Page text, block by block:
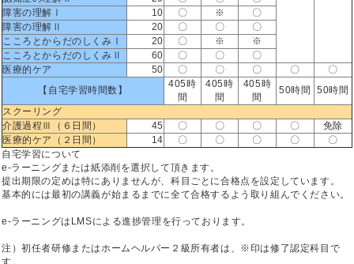
障害の理解Ⅰ
10 〇 ※
〇
障害の理解Ⅱ
20 〇 〇
〇
こころとからだのしくみⅠ
20 〇 ※
※
こころとからだのしくみⅡ
60 〇 〇
〇
医療的ケア
50 〇 〇 〇 〇
〇
【自宅学習時間数】
405時
間
405時
間
405時
間
50時間
50時間
スクーリング
介護過程Ⅲ（６日間）
45 〇 〇 〇 〇
免除
医療的ケア（２日間）
14 〇 〇 〇 〇
〇
自宅学習について
e-ラーニングまたは紙添削を選択して頂きます。
提出期限の定めは特にありませんが、科目ごとに合格点を設定しています。
基本的には最初の講義が始まるまでに全て合格するよう取り組んでください。
e-ラーニングはLMSによる進捗管理を行っております。
注）初任者研修またはホームヘルパー２級所有者は、※印は修了認定科目で
す。